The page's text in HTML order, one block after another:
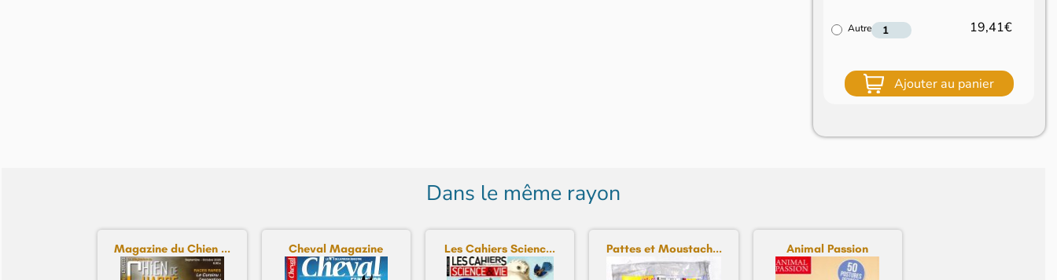
Autre 19,41€
Ajouter au panier
Dans le même rayon
Magazine du Chien ... Cheval Magazine Les Cahiers Scienc... Pattes et Moustach... Animal Passion